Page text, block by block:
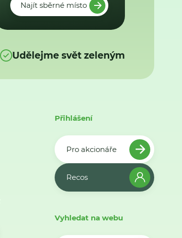
Najít sběrné místo
Udělejme svět zeleným
Přihlášení
Pro akcionáře
Recos
Vyhledat na webu